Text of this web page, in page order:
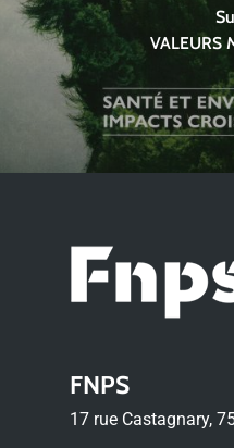
VALEURS
FNPS
17 rue Castagnary,